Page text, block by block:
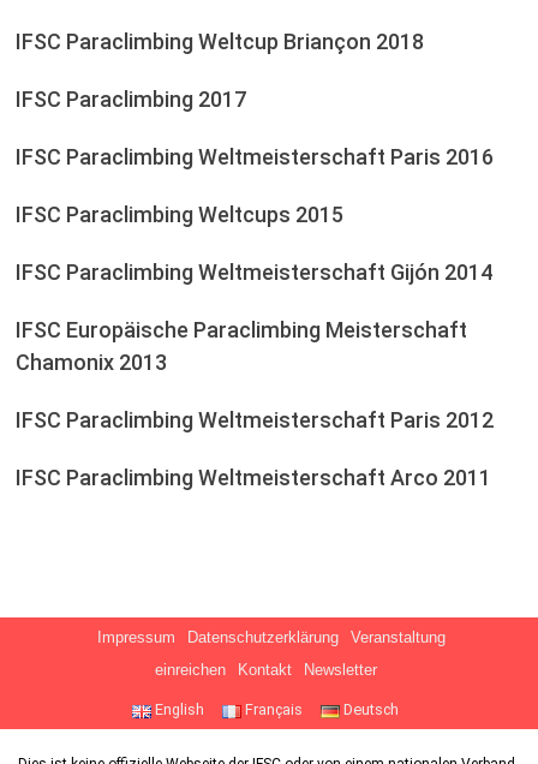
IFSC Paraclimbing Weltcup Briançon 2018
IFSC Paraclimbing 2017
IFSC Paraclimbing Weltmeisterschaft Paris 2016
IFSC Paraclimbing Weltcups 2015
IFSC Paraclimbing Weltmeisterschaft Gijón 2014
IFSC Europäische Paraclimbing Meisterschaft
Chamonix 2013
IFSC Paraclimbing Weltmeisterschaft Paris 2012
IFSC Paraclimbing Weltmeisterschaft Arco 2011
Impressum Datenschutzerklärung
Veranstaltung
einreichen
Kontakt Newsletter
English Français Deutsch